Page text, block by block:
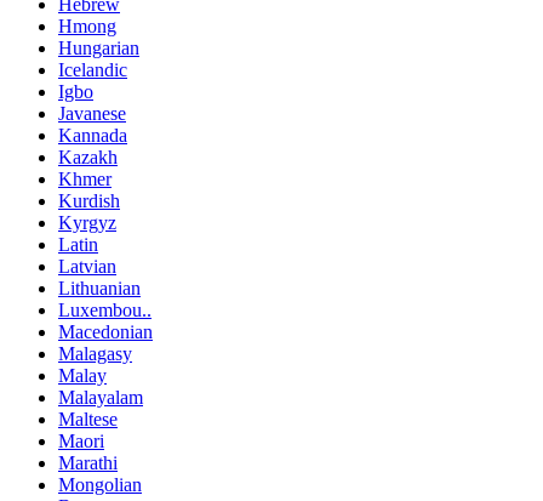
Hmong
Hungarian
Icelandic
Igbo
Javanese
Kannada
Kazakh
Khmer
Kurdish
Kyrgyz
Latin
Latvian
Lithuanian
Luxembou..
Macedonian
Malagasy
Malay
Malayalam
Maltese
Maori
Marathi
Mongolian